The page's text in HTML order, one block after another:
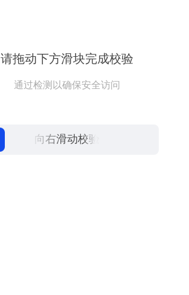
请拖动下方滑块完成校验
通过检测以确保安全访问